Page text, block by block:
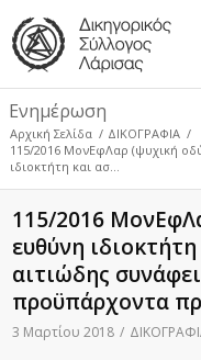
Ενημέρωση
Αρχική Σελίδα / ΔΙΚΟΓΡΑΦΙΑ /
115/2016 ΜονΕφΛαρ (ψυχική
ιδιοκτήτη και ασ...
115/2016
ευθύνη
αιτιώδης
προϋπάρχοντα
3 Μαρτίου 2018 /